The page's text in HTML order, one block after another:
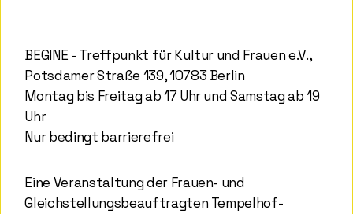
BEGINE - Treffpunkt für Kultur und Frauen e.V.,
Potsdamer Straße 139, 10783 Berlin
Montag bis Freitag ab 17 Uhr und Samstag ab 19
Uhr
Nur bedingt barrierefrei
Eine Veranstaltung der Frauen- und
Gleichstellungsbeauftragten Tempelhof-